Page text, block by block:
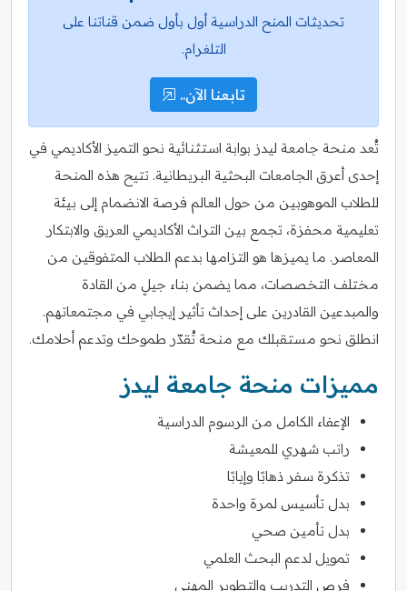
تحديثات المنح الدراسية أول بأول ضمن قناتنا على
التلغرام.
تابعنا الآن..
تُعد منحة جامعة ليدز بوابة استثنائية نحو التميز الأكاديمي في
إحدى أعرق الجامعات البحثية البريطانية. تتيح هذه المنحة
للطلاب الموهوبين من حول العالم فرصة الانضمام إلى بيئة
تعليمية محفزة، تجمع بين التراث الأكاديمي العريق والابتكار
المعاصر. ما يميزها هو التزامها بدعم الطلاب المتفوقين من
مختلف التخصصات، مما يضمن بناء جيلٍ من القادة
والمبدعين القادرين على إحداث تأثير إيجابي في مجتمعاتهم.
انطلق نحو مستقبلك مع منحة تُقدّر طموحك وتدعم أحلامك.
مميزات منحة جامعة ليدز
الإعفاء الكامل من الرسوم الدراسية
راتب شهري للمعيشة
تذكرة سفر ذهابًا وإيابًا
بدل تأسيس لمرة واحدة
بدل تأمين صحي
تمويل لدعم البحث العلمي
فرص التدريب والتطوير المهني